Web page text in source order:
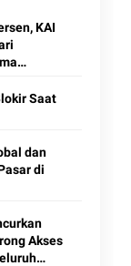
KAI
Saat
dan
di
Akses